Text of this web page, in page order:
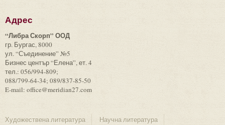
Адрес
“Либра Скорп” ООД
гр. Бургас, 8000
ул. “Съединение” №5
Бизнес център “Елена”, ет. 4
тел.: 056/994-809;
088/799-64-34; 089/837-85-50
E-mail: office@meridian27.com
Художествена литература
Научна литература